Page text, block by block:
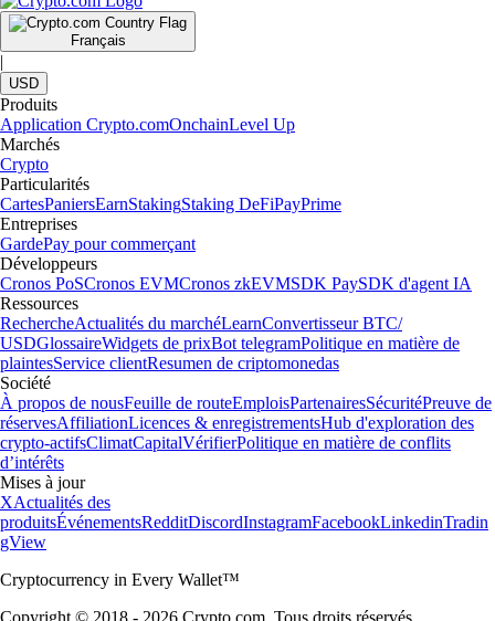
Français
|
USD
Produits
Application Crypto.comOnchainLevel Up
Marchés
Crypto
Particularités
CartesPaniersEarnStakingStaking DeFiPayPrime
Entreprises
GardePay pour commerçant
Développeurs
Cronos PoSCronos EVMCronos zkEVMSDK PaySDK d'agent IA
Ressources
RechercheActualités du marchéLearnConvertisseur BTC/
USDGlossaireWidgets de prixBot telegramPolitique en matière de
plaintesService clientResumen de criptomonedas
Société
À propos de nousFeuille de routeEmploisPartenairesSécuritéPreuve de
réservesAffiliationLicences & enregistrementsHub d'exploration des
crypto-actifsClimatCapitalVérifierPolitique en matière de conflits
d’intérêts
Mises à jour
XActualités des
produitsÉvénementsRedditDiscordInstagramFacebookLinkedinTradin
gView
Cryptocurrency in Every Wallet™